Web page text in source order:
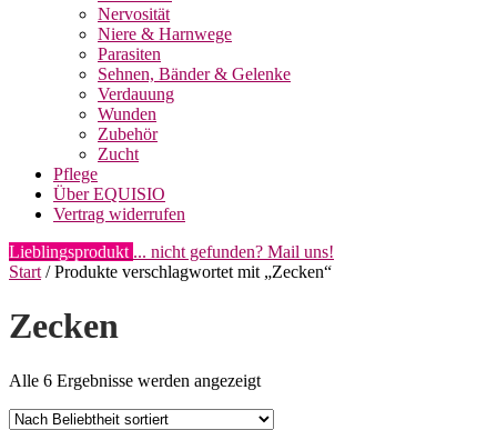
Nervosität
Niere & Harnwege
Parasiten
Sehnen, Bänder & Gelenke
Verdauung
Wunden
Zubehör
Zucht
Pflege
Über EQUISIO
Vertrag widerrufen
Lieblingsprodukt ... nicht gefunden? Mail uns!
Start / Produkte verschlagwortet mit „Zecken“
Zecken
Alle 6 Ergebnisse werden angezeigtNach
sortiert